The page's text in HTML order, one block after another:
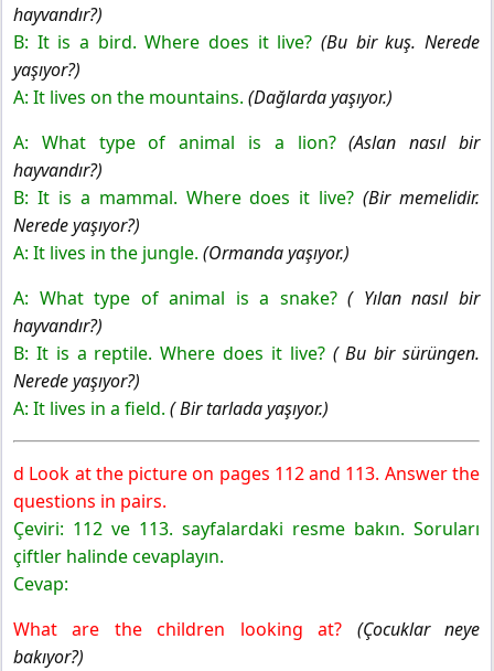
hayvandır?)
B: It is a bird. Where does it live? (Bu bir kuş. Nerede
yaşıyor?)
A: It lives on the mountains. (Dağlarda yaşıyor.)
A: What type of animal is a lion?(Aslan nasıl bir
hayvandır?)
B: It is a mammal. Where does it live? (Bir memelidir.
Nerede yaşıyor?)
A: It lives in the jungle. (Ormanda yaşıyor.)
A: What type of animal is a snake?( Yılan nasıl bir
hayvandır?)
B: It is a reptile. Where does it live? ( Bu bir sürüngen.
Nerede yaşıyor?)
A: It lives in a field. ( Bir tarlada yaşıyor.)
d Look at the picture on pages 112 and 113. Answer the
questions in pairs.
Çeviri: 112 ve 113. sayfalardaki resme bakın. Soruları
çiftler halinde cevaplayın.
Cevap:
What are the children looking at? (Çocuklar neye
bakıyor?)